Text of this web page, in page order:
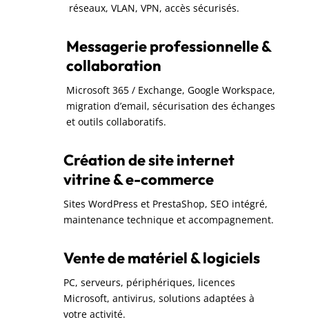
réseaux, VLAN, VPN, accès sécurisés.
Messagerie professionnelle &
collaboration
Microsoft 365 / Exchange, Google Workspace,
migration d’email, sécurisation des échanges
et outils collaboratifs.
Création de site internet
vitrine & e-commerce
Sites WordPress et PrestaShop, SEO intégré,
maintenance technique et accompagnement.
Vente de matériel & logiciels
PC, serveurs, périphériques, licences
Microsoft, antivirus, solutions adaptées à
votre activité.